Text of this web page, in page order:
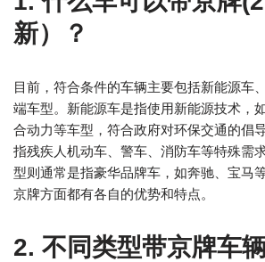
新）？
目前，符合条件的车辆主要包括新能源车
端车型。新能源车是指使用新能源技术，
合动力等车型，符合政府对环保交通的倡
指残疾人机动车、警车、消防车等特殊需
型则通常是指豪华品牌车，如奔驰、宝马
京牌方面都有各自的优势和特点。
2. 不同类型带京牌车